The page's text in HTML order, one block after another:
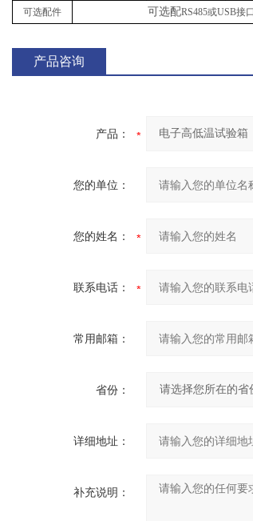
可选配件 可选配RS485或USB接
产品咨询
产品：
您的单位：
您的姓名：
联系电话：
常用邮箱：
省份：
详细地址：
补充说明：